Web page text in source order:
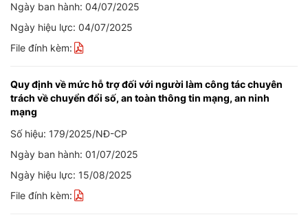
Ngày ban hành: 04/07/2025
Ngày hiệu lực: 04/07/2025
File đính kèm:
Quy định về mức hỗ trợ đối với người làm công tác chuyên
trách về chuyển đổi số, an toàn thông tin mạng, an ninh
mạng
Số hiệu: 179/2025/NĐ-CP
Ngày ban hành: 01/07/2025
Ngày hiệu lực: 15/08/2025
File đính kèm: